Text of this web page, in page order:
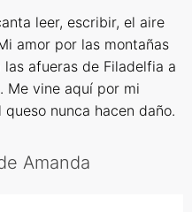
leer, escribir, el aire
amor por las montañas
afueras de Filadelfia a
Me vine aquí por mi
nunca hacen daño.
Amanda